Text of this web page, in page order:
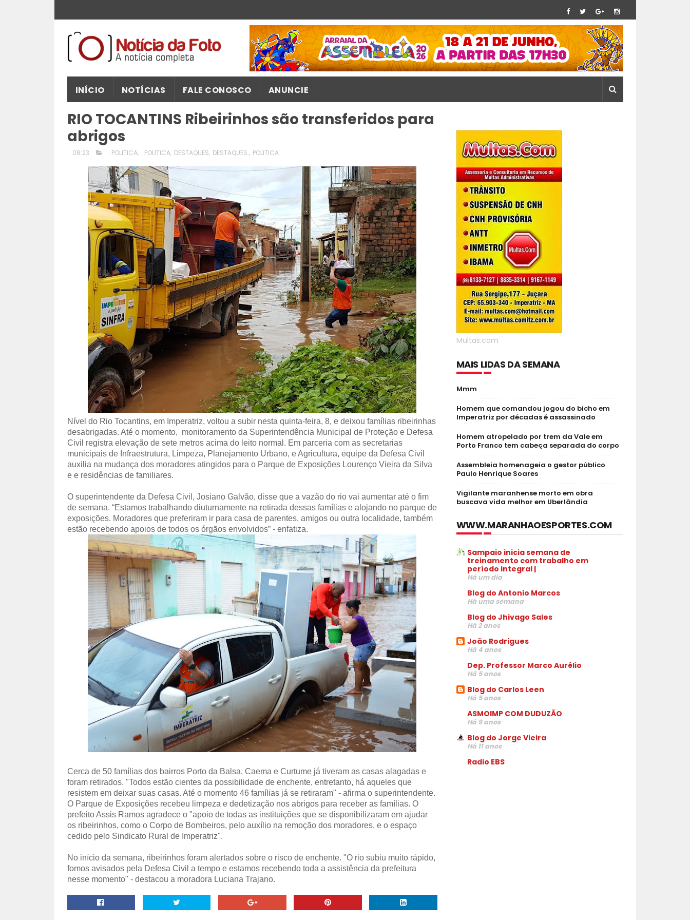
INÍCIO NOTÍCIAS FALE CONOSCO ANUNCIE
RIO TOCANTINS Ribeirinhos são transferidos para
abrigos
08:23 . . POLITICA, . POLITICA, DESTAQUES, DESTAQUES., POLITICA
Nível do Rio Tocantins, em Imperatriz, voltou a subir nesta quinta-feira, 8, e deixou famílias ribeirinhas
desabrigadas. Até o momento, monitoramento da Superintendência Municipal de Proteção e Defesa
Civil registra elevação de sete metros acima do leito normal. Em parceria com as secretarias
municipais de Infraestrutura, Limpeza, Planejamento Urbano, e Agricultura, equipe da Defesa Civil
auxilia na mudança dos moradores atingidos para o Parque de Exposições Lourenço Vieira da Silva
e e residências de familiares.
O superintendente da Defesa Civil, Josiano Galvão, disse que a vazão do rio vai aumentar até o fim
de semana. “Estamos trabalhando diuturnamente na retirada dessas famílias e alojando no parque de
exposições. Moradores que preferiram ir para casa de parentes, amigos ou outra localidade, também
estão recebendo apoios de todos os órgãos envolvidos” - enfatiza.
Cerca de 50 famílias dos bairros Porto da Balsa, Caema e Curtume já tiveram as casas alagadas e
foram retirados. "Todos estão cientes da possibilidade de enchente, entretanto, há aqueles que
resistem em deixar suas casas. Até o momento 46 famílias já se retiraram" - afirma o superintendente.
O Parque de Exposições recebeu limpeza e dedetização nos abrigos para receber as famílias. O
prefeito Assis Ramos agradece o "apoio de todas as instituições que se disponibilizaram em ajudar
os ribeirinhos, como o Corpo de Bombeiros, pelo auxílio na remoção dos moradores, e o espaço
cedido pelo Sindicato Rural de Imperatriz".
No início da semana, ribeirinhos foram alertados sobre o risco de enchente. "O rio subiu muito rápido,
fomos avisados pela Defesa Civil a tempo e estamos recebendo toda a assistência da prefeitura
nesse momento" - destacou a moradora Luciana Trajano.
Multas.com
MAIS LIDAS DA SEMANA
Mmm
Homem que comandou jogou do bicho em
Imperatriz por décadas é assassinado
Homem atropelado por trem da Vale em
Porto Franco tem cabeça separada do corpo
Assembleia homenageia o gestor público
Paulo Henrique Soares
Vigilante maranhense morto em obra
buscava vida melhor em Uberlândia
WWW.MARANHAOESPORTES.COM
Sampaio inicia semana de
treinamento com trabalho em
período integral |
Há um dia
Blog do Antonio Marcos
Há uma semana
Blog do Jhivago Sales
Há 2 anos
João Rodrigues
Há 4 anos
Dep. Professor Marco Aurélio
Há 5 anos
Blog do Carlos Leen
Há 5 anos
ASMOIMP COM DUDUZÃO
Há 9 anos
Blog do Jorge Vieira
Há 11 anos
Radio EBS